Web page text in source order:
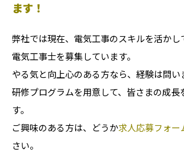
ます！
弊社では現在、電気工事のスキルを活か
電気工事士を募集しています。
やる気と向上心のある方なら、経験は問い
研修プログラムを用意して、皆さまの成長
す。
ご興味のある方は、どうか求人応募フォー
さい。